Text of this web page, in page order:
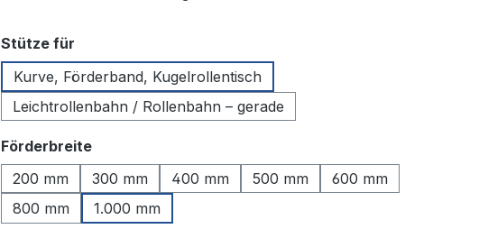
Stütze für
Kurve, Förderband, Kugelrollentisch
Leichtrollenbahn / Rollenbahn – gerade
Förderbreiteauswählen
200 mm
300 mm 400 mm 500 mm
600 mm
800 mm
1.000 mm